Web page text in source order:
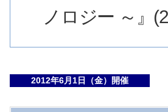
ノロジー ～』
2012年6月1日（金）開催